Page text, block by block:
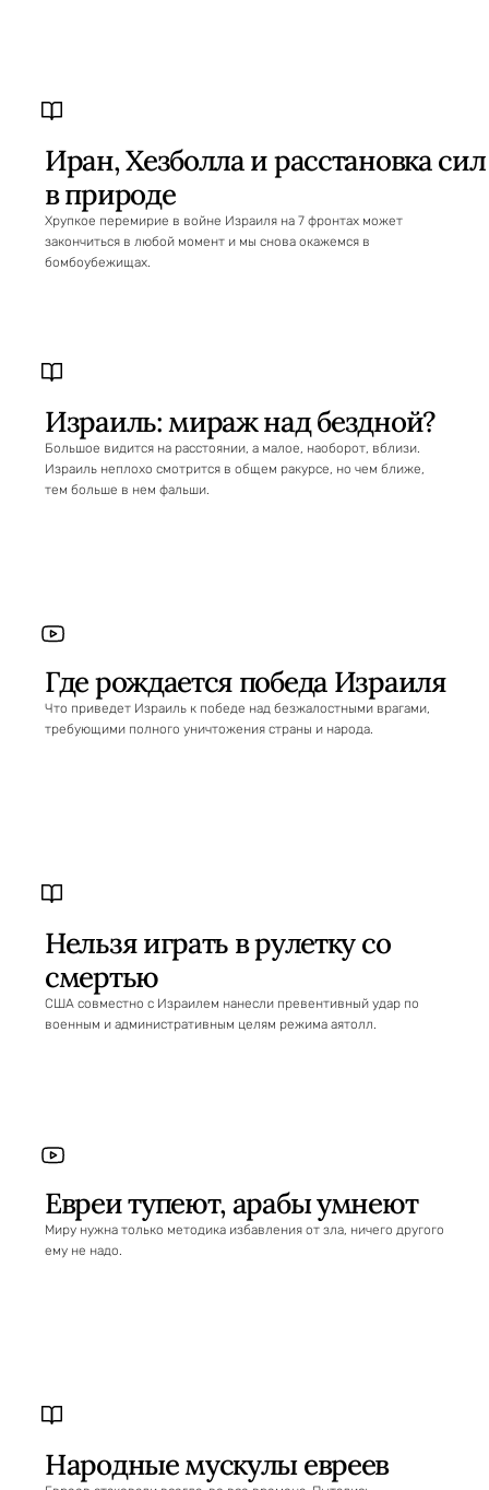
Иран, Хезболла и расстановка сил
в природе
Хрупкое перемирие в войне Израиля на 7 фронтах может
закончиться в любой момент и мы снова окажемся в
бомбоубежищах.
Израиль: мираж над бездной?
Большое видится на расстоянии, а малое, наоборот, вблизи.
Израиль неплохо смотрится в общем ракурсе, но чем ближе,
тем больше в нем фальши.
Где рождается победа Израиля
Что приведет Израиль к победе над безжалостными врагами,
требующими полного уничтожения страны и народа.
Нельзя играть в рулетку со
смертью
США совместно с Израилем нанесли превентивный удар по
военным и административным целям режима аятолл.
Евреи тупеют, арабы умнеют
Миру нужна только методика избавления от зла, ничего другого
ему не надо.
Народные мускулы евреев